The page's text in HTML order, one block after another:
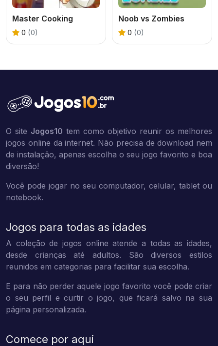
Master Cooking
0 (0)
Noob vs Zombies
0 (0)
O site Jogos10 tem como objetivo reunir os melhores
jogos online da internet. Não precisa de download nem
de instalação, apenas escolha o seu jogo favorito e boa
diversão!
Você pode jogar no seu computador, celular, tablet ou
notebook.
Jogos para todas as idades
A coleção de jogos online atende a todas as idades,
desde crianças até adultos. São diversos estilos
reunidos em categorias para facilitar sua escolha.
E para não perder aquele jogo favorito você pode criar
o seu perfil e curtir o jogo, que ficará salvo na sua
página personalizada.
Comece por aqui